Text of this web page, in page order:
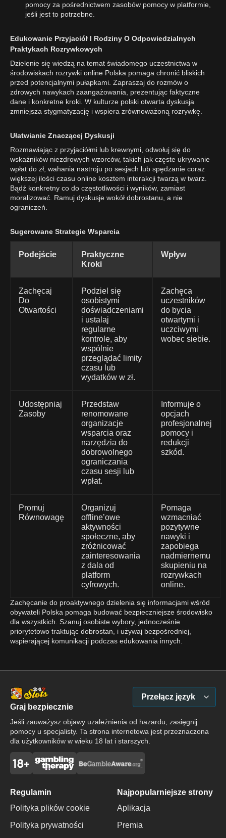
pomocy za pośrednictwem zasobów pomocy w platformie,
jeśli jest to potrzebne.
Edukowanie Przyjaciół I Rodziny O Odpowiedzialnych
Praktykach Rozrywkowych
Dzielenie się wiedzą na temat świadomego uczestnictwa w
środowiskach rozrywki online Polska pomaga chronić bliskich
przed potencjalnymi pułapkami. Zapraszaj do rozmów o
zdrowych nawykach zaangażowania, prezentując faktyczne
dane i konkretne kroki. W kulturze polski otwarta dyskusja
zmniejsza stygmatyzację i wspiera zrównoważoną rozrywkę.
Ułatwianie Znaczącej Dyskusji
Rozmawiając z przyjaciółmi lub krewnymi, odwołuj się do
wskaźników niezdrowych wzorców, takich jak częste ukrywanie
wpłat do zł, wahania nastroju po sesjach lub spędzanie coraz
większej ilości czasu online kosztem interakcji twarzą w twarz.
Bądź konkretny co do częstotliwości i wyników, zamiast
moralizować. Ramuj dyskusje wokół dobrostanu, a nie
ograniczeń.
Sugerowane Strategie Wsparcia
Podejście
Praktyczne
Kroki
Wpływ
Zachęcaj
Do
Otwartości
Podziel się
osobistymi
doświadczeniami
i ustalaj
regularne
kontrole, aby
wspólnie
przeglądać limity
czasu lub
wydatków w zł.
Zachęca
uczestników
do bycia
otwartymi i
uczciwymi
wobec siebie.
Udostępniaj
Zasoby
Przedstaw
renomowane
organizacje
wsparcia oraz
narzędzia do
dobrowolnego
ograniczania
czasu sesji lub
wpłat.
Informuje o
opcjach
profesjonalnej
pomocy i
redukcji
szkód.
Promuj
Równowagę
Organizuj
offline’owe
aktywności
społeczne, aby
zróżnicować
zainteresowania
z dala od
platform
cyfrowych.
Pomaga
wzmacniać
pozytywne
nawyki i
zapobiega
nadmiernemu
skupieniu na
rozrywkach
online.
Zachęcanie do proaktywnego dzielenia się informacjami wśród
obywateli Polska pomaga budować bezpieczniejsze środowisko
dla wszystkich. Szanuj osobiste wybory, jednocześnie
priorytetowo traktując dobrostan, i używaj bezpośredniej,
wspierającej komunikacji podczas edukowania innych.
Graj bezpiecznie
Jeśli zauważysz objawy uzależnienia od hazardu, zasięgnij
pomocy u specjalisty. Ta strona internetowa jest przeznaczona
dla użytkowników w wieku 18 lat i starszych.
Przełącz język
Regulamin
Polityka plików cookie
Polityka prywatności
Najpopularniejsze strony
Aplikacja
Premia